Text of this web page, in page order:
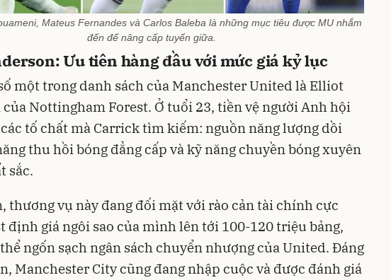
Mateus Fernandes và Carlos Baleba là những mục tiêu được MU nhắm
đến để nâng cấp tuyến giữa.
Ưu tiên hàng đầu với mức giá kỷ lục
một trong danh sách của Manchester United là Elliot
Nottingham Forest. Ở tuổi 23, tiền vệ người Anh hội
tố chất mà Carrick tìm kiếm: nguồn năng lượng dồi
thu hồi bóng đẳng cấp và kỹ năng chuyền bóng xuyên
sắc.
thương vụ này đang đối mặt với rào cản tài chính cực
định giá ngôi sao của mình lên tới 100-120 triệu bảng,
ngốn sạch ngân sách chuyển nhượng của United. Đáng
Manchester City cũng đang nhập cuộc và được đánh giá